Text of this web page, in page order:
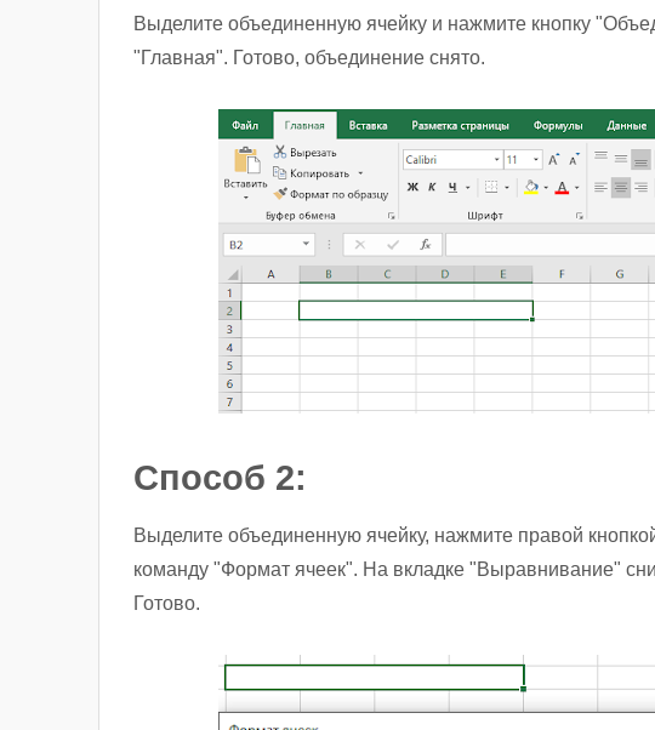
Выделите объединенную ячейку и нажмите кнопку
"Главная". Готово, объединение снято.
Способ 2:
Выделите объединенную ячейку, нажмите правой
команду "Формат ячеек". На вкладке "Выравнивание"
Готово.